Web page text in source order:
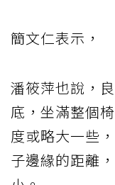
簡文仁表示，
潘筱萍也說，
底，坐滿整個
度或略大一些
子邊緣的距離